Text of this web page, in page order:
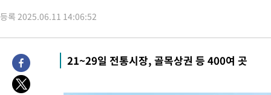
-18873초 전 >[속보]코스닥, 5.95포인트(0.74%) 상승한 807.62개장
-18841초 전 >[속보]코스피, 6300선 재탈환…1.09% 오른 6365.07 개장
-16006초 전 >
시리아 다마스쿠스 교외에서 미니버스 폭발.. 14명 부상, 3명
-15304초 전 >
입추에도 극한더위…서울 낮 39도 '폭염중대경보'
-10268초 전 >
등록 2025.06.11 14:06:52
21~29일 전통시장, 골목상권 등 400여 곳